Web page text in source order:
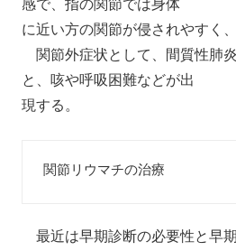
感で、指の関節では身体
に近い方の関節が侵されやすく
関節外症状として、間質性肺
と、咳や呼吸困難などが出
現する。
関節リウマチの治療
最近は早期診断の必要性と早